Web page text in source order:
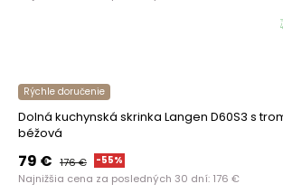
Rýchle doručenie
Dolná kuchynská skrinka Langen D60S3 s
béžová
79 € 176€ -55%
Najnižšia cena za posledných 30 dní: 176 €